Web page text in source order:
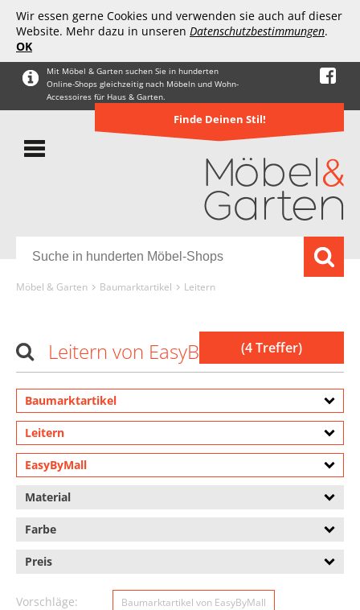
Wir essen gerne Cookies und verwenden sie auch auf dieser
Website. Mehr dazu in unseren Datenschutzbestimmungen.
OK
Mit Möbel & Garten suchen Sie in hunderten
Online-Shops gleichzeitig nach Möbeln und Wohn-
Accessoires für Haus & Garten.
Finde Deinen Stil!
Möbel & Garten Baumarktartikel Leitern
(4 Treffer)
Leitern von EasyByMall
Baumarktartikel
Leitern
EasyByMall
Material
Farbe
Preis
Vorschläge: Baumarktartikel von EasyByMall